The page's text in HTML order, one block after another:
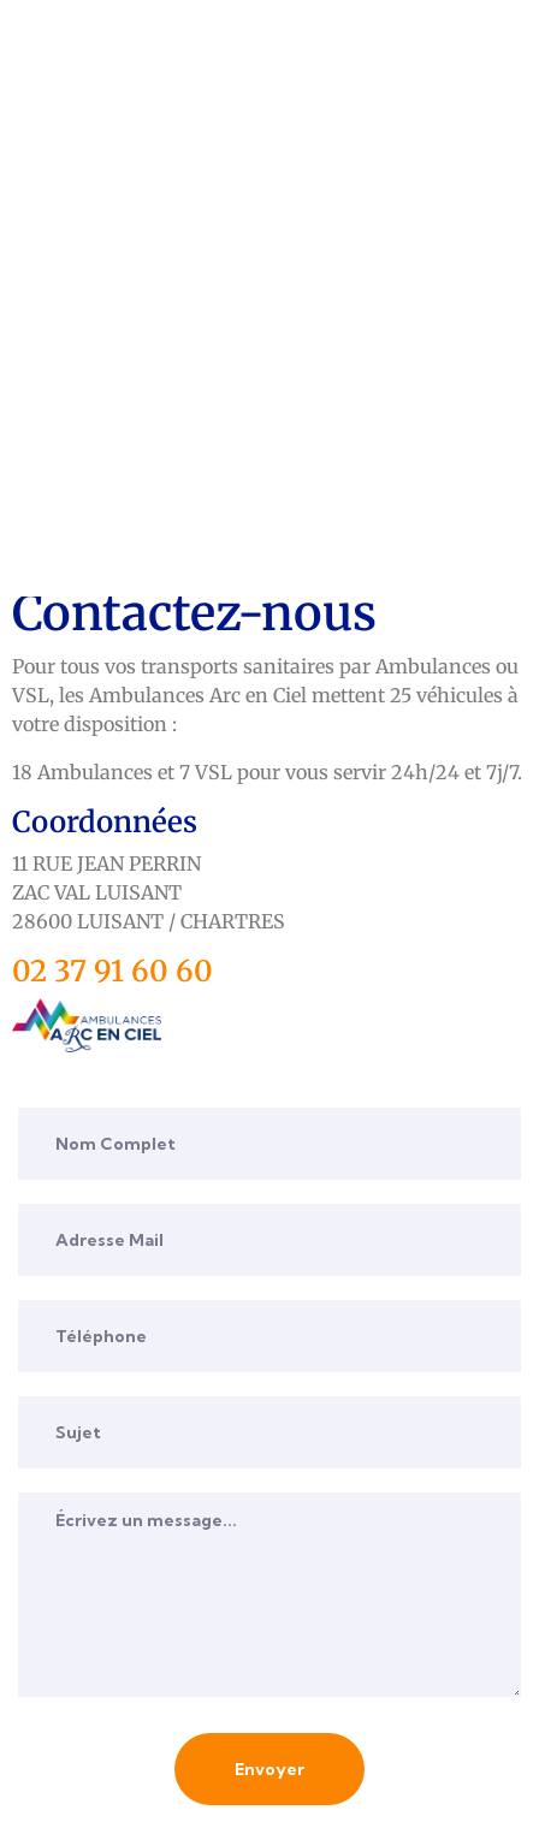
Contactez-nous
Pour tous vos transports sanitaires par Ambulances ou
VSL, les Ambulances Arc en Ciel mettent 25 véhicules à
votre disposition :
18 Ambulances et 7 VSL pour vous servir 24h/24 et 7j/7.
Coordonnées
11 RUE JEAN PERRIN
ZAC VAL LUISANT
28600 LUISANT / CHARTRES
02 37 91 60 60
Envoyer